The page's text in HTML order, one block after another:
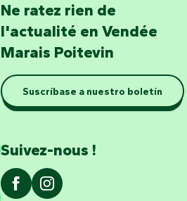
Ne ratez rien de
l'actualité en Vendée
Marais Poitevin
Suscríbase a nuestro boletín
Suivez-nous !